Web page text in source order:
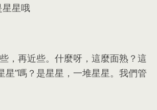
星哦
， 再近些。 什麼呀 ， 這麼面熟？這
星”嗎？是星星 ， 一堆星星。 我們管